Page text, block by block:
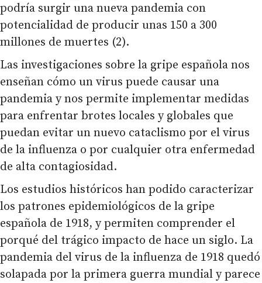
podría surgir una nueva pandemia con
potencialidad de producir unas 150 a 300
millones de muertes (2).
Las investigaciones sobre la gripe española nos
enseñan cómo un virus puede causar una
pandemia y nos permite implementar medidas
para enfrentar brotes locales y globales que
puedan evitar un nuevo cataclismo por el virus
de la influenza o por cualquier otra enfermedad
de alta contagiosidad.
Los estudios históricos han podido caracterizar
los patrones epidemiológicos de la gripe
española de 1918, y permiten comprender el
porqué del trágico impacto de hace un siglo. La
pandemia del virus de la influenza de 1918 quedó
solapada por la primera guerra mundial y parece